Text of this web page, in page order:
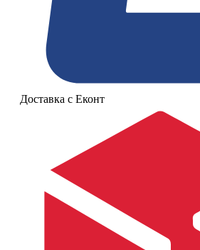
Доставка с Еконт